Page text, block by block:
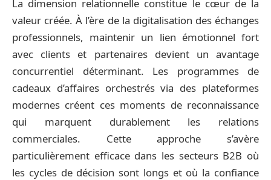
La dimension relationnelle constitue le cœur de la
valeur créée. À l’ère de la digitalisation des échanges
professionnels, maintenir un lien émotionnel fort
avec clients et partenaires devient un avantage
concurrentiel déterminant. Les programmes de
cadeaux d’affaires orchestrés via des plateformes
modernes créent ces moments de reconnaissance
qui marquent durablement les relations
commerciales. Cette approche s’avère
particulièrement efficace dans les secteurs B2B où
les cycles de décision sont longs et où la confiance